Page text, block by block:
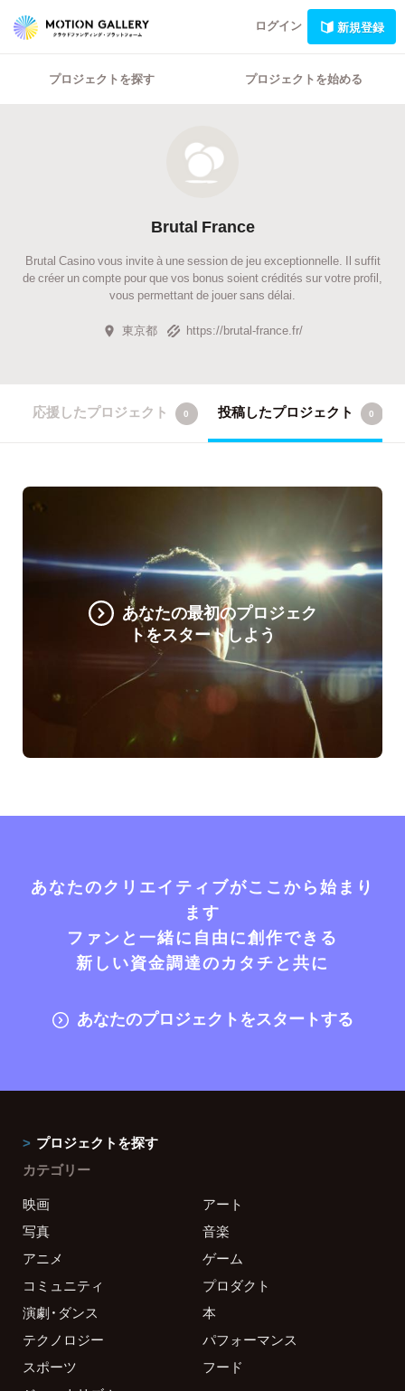
ログイン 新規登録
プロジェクトを探す プロジェクトを始める
Brutal France
Brutal Casino vous invite à une session de jeu exceptionnelle. Il suffit
de créer un compte pour que vos bonus soient crédités sur votre profil,
vous permettant de jouer sans délai.
東京都 https://brutal-france.fr/
応援したプロジェクト 0 投稿したプロジェクト 0
あなたの最初のプロジェク
トをスタートしよう
あなたのクリエイティブがここから始まり
ます
ファンと一緒に自由に創作できる
新しい資金調達のカタチと共に
あなたのプロジェクトをスタートする
プロジェクトを探す
カテゴリー
映画
アート
写真
音楽
アニメ
ゲーム
コミュニティ
プロダクト
演劇・ダンス
本
テクノロジー
パフォーマンス
スポーツ
フード